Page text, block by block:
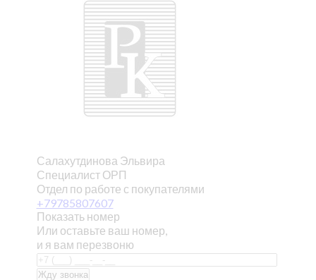
Салахутдинова Эльвира
Специалист ОРП
Отдел по работе с покупателями
+79785807607
Показать номер
Или оставьте ваш номер,
и я вам перезвоню